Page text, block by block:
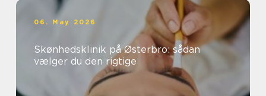
06. May 2026
Skønhedsklinik på Østerbro: sådan
vælger du den rigtige